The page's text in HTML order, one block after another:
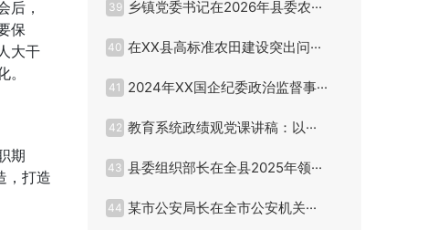
后，
保
大干
期
，打造
39 乡镇党委书记在2026年县委农···
40 在XX县高标准农田建设突出问···
41 2024年XX国企纪委政治监督事···
42 教育系统政绩观党课讲稿：以···
43 县委组织部长在全县2025年领···
44 某市公安局长在全市公安机关···